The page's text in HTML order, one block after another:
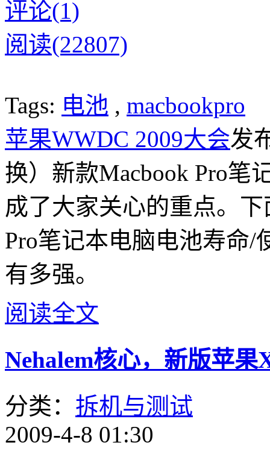
评论(1)
阅读(22807)
Tags: 电池 , macbookpro
苹果WWDC 2009大会发
换）新款Macbook Pro笔
成了大家关心的重点。
Pro笔记本电脑电池寿命/
有多强。
阅读全文
Nehalem核心，新版苹果
分类： 拆机与测试
2009-4-8 01:30